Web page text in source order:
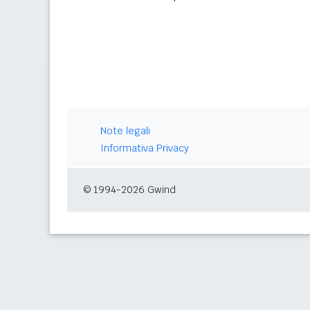
Note legali
Informativa Privacy
© 1994-2026 Gwind